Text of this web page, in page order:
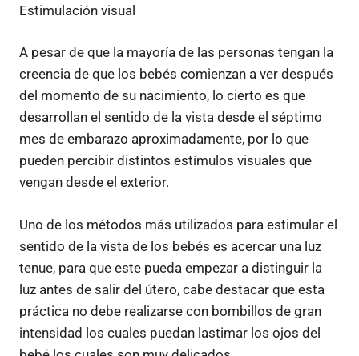
Estimulación visual
A pesar de que la mayoría de las personas tengan la
creencia de que los bebés comienzan a ver después
del momento de su nacimiento, lo cierto es que
desarrollan el sentido de la vista desde el séptimo
mes de embarazo aproximadamente, por lo que
pueden percibir distintos estímulos visuales que
vengan desde el exterior.
Uno de los métodos más utilizados para estimular el
sentido de la vista de los bebés es acercar una luz
tenue, para que este pueda empezar a distinguir la
luz antes de salir del útero, cabe destacar que esta
práctica no debe realizarse con bombillos de gran
intensidad los cuales puedan lastimar los ojos del